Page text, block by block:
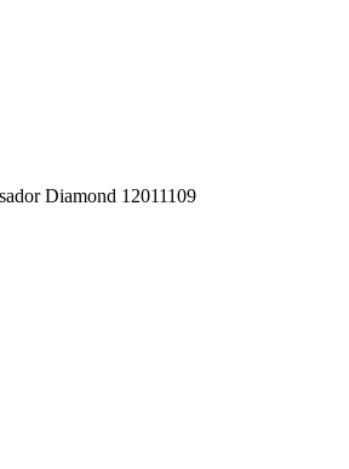
Diamond 12011109